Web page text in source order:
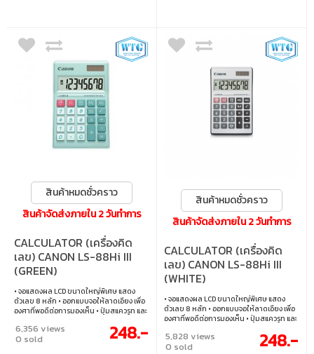
สินค้าหมดชั่วคราว
สินค้าจัดส่งภายใน 2 วันทำการ
CALCULATOR (เครื่องคิด
เลข) CANON LS-88Hi III
(GREEN)
• จอแสดงผล LCD ขนาดใหญ่พิเศษ แสดง
ตัวเลข 8 หลัก • ออกแบบจอให้ลาดเอียง เพื่อ
องศาที่พอดีต่อการมองเห็น • ปุ่มสแควรูท และ
(M+, M-) • ใช้พลังงาน 2 ระบบ ทั้ง พลังงานแสง
อาทิตย์ และแบตเตอรี่
6,356 views
0 sold 248.-
สินค้าหมดชั่วคราว
สินค้าจัดส่งภายใน 2 วันทำการ
CALCULATOR (เครื่องคิด
เลข) CANON LS-88Hi III
(WHITE)
• จอแสดงผล LCD ขนาดใหญ่พิเศษ แสดง
ตัวเลข 8 หลัก • ออกแบบจอให้ลาดเอียง เพื่อ
องศาที่พอดีต่อการมองเห็น • ปุ่มสแควรูท และ
(M+, M-) • ใช้พลังงาน 2 ระบบ ทั้ง พลังงานแสง
อาทิตย์ และแบตเตอรี่
5,828 views
0 sold 248.-